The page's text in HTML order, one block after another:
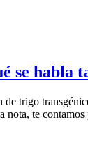
se
trigo
te